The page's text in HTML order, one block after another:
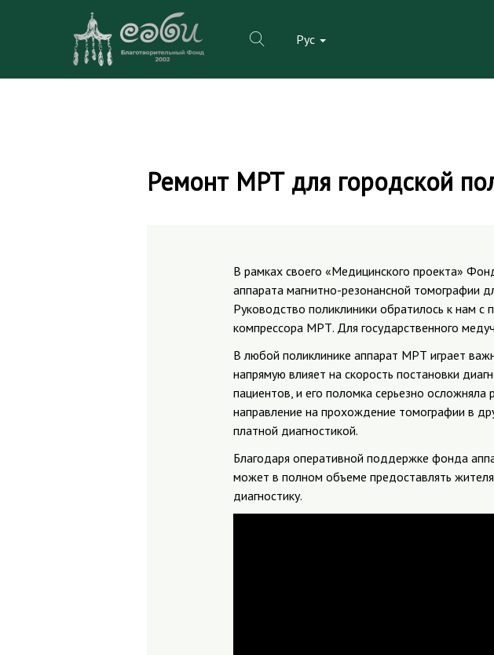
Рус
Ремонт МРТ для городской
В рамках своего «Медицинского проекта»
аппарата магнитно-резонансной томографии
Руководство поликлиники обратилось к нам
компрессора МРТ. Для государственного
В любой поликлинике аппарат МРТ играет
напрямую влияет на скорость постановки
пациентов, и его поломка серьезно
направление на прохождение томографии в
платной диагностикой.
Благодаря оперативной поддержке фонда
может в полном объеме предоставлять
диагностику.